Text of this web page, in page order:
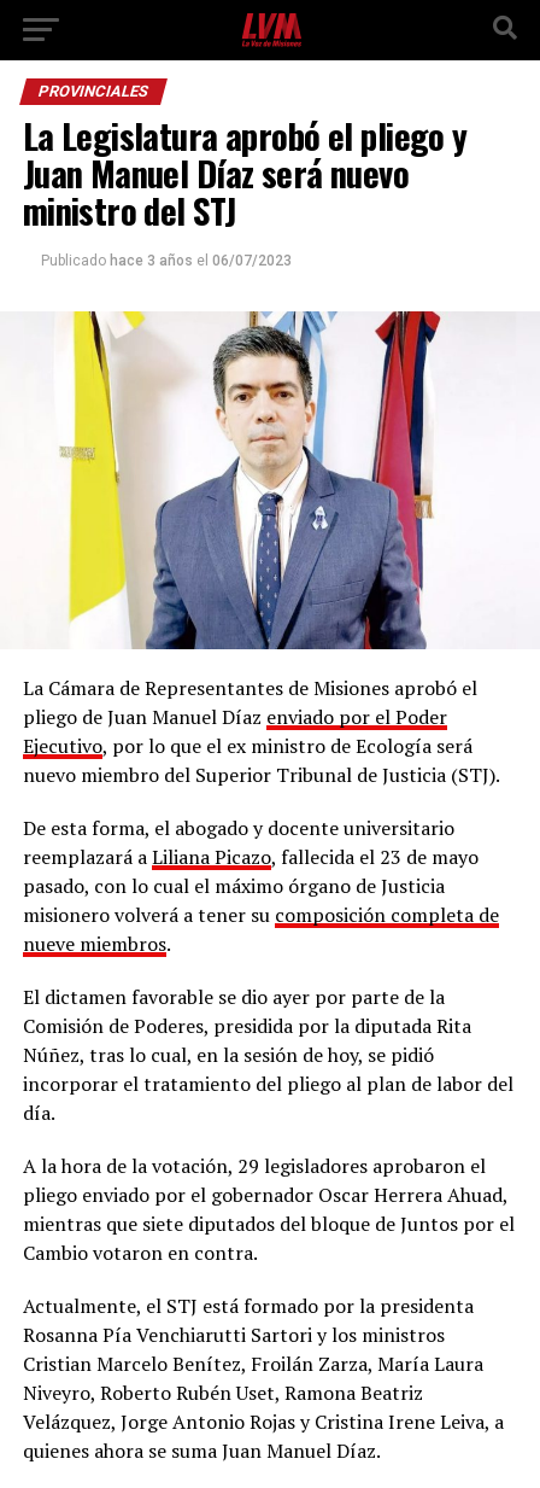
PROVINCIALES
La Legislatura aprobó el pliego y
Juan Manuel Díaz será nuevo
ministro del STJ
Publicado hace 3 años el 06/07/2023
La Cámara de Representantes de Misiones aprobó el
pliego de Juan Manuel Díaz enviado por el Poder
Ejecutivo, por lo que el ex ministro de Ecología será
nuevo miembro del Superior Tribunal de Justicia (STJ).
De esta forma, el abogado y docente universitario
reemplazará aLiliana Picazo, fallecida el 23 de mayo
pasado, con lo cual el máximo órgano de Justicia
misionero volverá a tener su composición completa de
nueve miembros.
El dictamen favorable se dio ayer por parte de la
Comisión de Poderes, presidida por la diputada Rita
Núñez, tras lo cual, en la sesión de hoy, se pidió
incorporar el tratamiento del pliego al plan de labor del
día.
A la hora de la votación, 29 legisladores aprobaron el
pliego enviado por el gobernador Oscar Herrera Ahuad,
mientras que siete diputados del bloque de Juntos por el
Cambio votaron en contra.
Actualmente, el STJ está formado por la presidenta
Rosanna Pía Venchiarutti Sartori y los ministros
Cristian Marcelo Benítez, Froilán Zarza, María Laura
Niveyro, Roberto Rubén Uset, Ramona Beatriz
Velázquez, Jorge Antonio Rojas y Cristina Irene Leiva, a
quienes ahora se suma Juan Manuel Díaz.